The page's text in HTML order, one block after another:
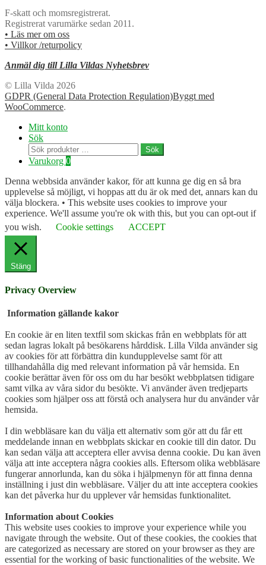
F-skatt och momsregistrerat.
Registrerat varumärke sedan 2011.
• Läs mer om oss
• Villkor /returpolicy
Anmäl dig till Lilla Vildas Nyhetsbrev
© Lilla Vilda 2026
GDPR (General Data Protection Regulation)Byggt med
WooCommerce.
Mitt konto
Sök
Sök
efter:
Sök
Varukorg 0
Denna webbsida använder kakor, för att kunna ge dig en så bra
upplevelse så möjligt, vi hoppas att du är ok med det, annars kan du
välja blockera. • This website uses cookies to improve your
experience. We'll assume you're ok with this, but you can opt-out if
you wish.
Cookie settings ACCEPT
Stäng
Privacy Overview
Information gällande kakor
En cookie är en liten textfil som skickas från en webbplats för att
sedan lagras lokalt på besökarens hårddisk. Lilla Vilda använder sig
av cookies för att förbättra din kundupplevelse samt för att
tillhandahålla dig med relevant information på vår hemsida. En
cookie berättar även för oss om du har besökt webbplatsen tidigare
samt vilka av våra sidor du besökte. Vi använder även tredjeparts
cookies som hjälper oss att förstå och analysera hur du använder vår
hemsida.
I din webbläsare kan du välja ett alternativ som gör att du får ett
meddelande innan en webbplats skickar en cookie till din dator. Du
kan sedan välja att acceptera eller avvisa denna cookie. Du kan även
välja att inte acceptera några cookies alls. Eftersom olika webbläsare
fungerar annorlunda, kan du söka i hjälpmenyn för att finna denna
inställning i just din webbläsare. Väljer du att inte acceptera cookies
kan det påverka hur du upplever vår hemsidas funktionalitet.
Information about Cookies
This website uses cookies to improve your experience while you
navigate through the website. Out of these cookies, the cookies that
are categorized as necessary are stored on your browser as they are
essential for the working of basic functionalities of the website. We